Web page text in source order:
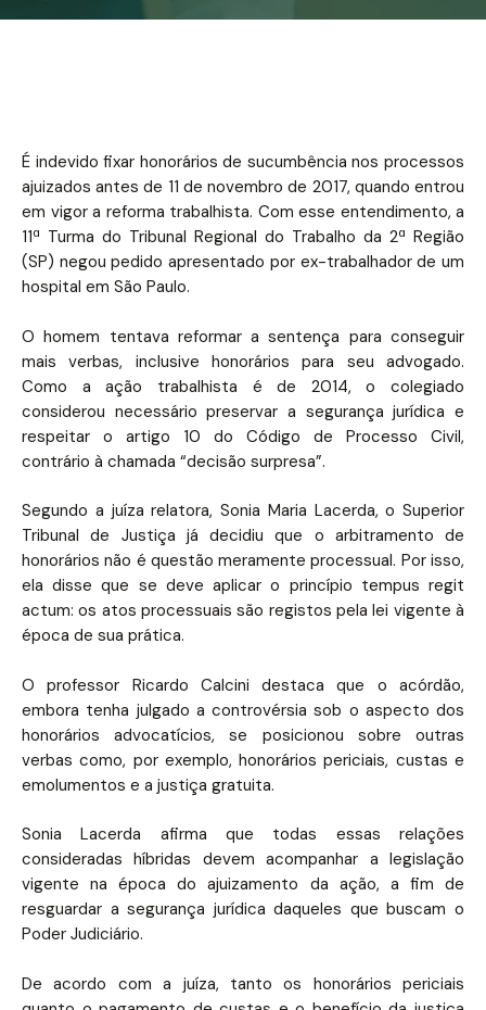
É indevido fixar honorários de sucumbência nos processos
ajuizados antes de 11 de novembro de 2017, quando entrou
em vigor a reforma trabalhista. Com esse entendimento, a
11ª Turma do Tribunal Regional do Trabalho da 2ª Região
(SP) negou pedido apresentado por ex-trabalhador de um
hospital em São Paulo.
O homem tentava reformar a sentença para conseguir
mais verbas, inclusive honorários para seu advogado.
Como a ação trabalhista é de 2014, o colegiado
considerou necessário preservar a segurança jurídica e
respeitar o artigo 10 do Código de Processo Civil,
contrário à chamada “decisão surpresa”.
Segundo a juíza relatora, Sonia Maria Lacerda, o Superior
Tribunal de Justiça já decidiu que o arbitramento de
honorários não é questão meramente processual. Por isso,
ela disse que se deve aplicar o princípio tempus regit
actum: os atos processuais são registos pela lei vigente à
época de sua prática.
O professor Ricardo Calcini destaca que o acórdão,
embora tenha julgado a controvérsia sob o aspecto dos
honorários advocatícios, se posicionou sobre outras
verbas como, por exemplo, honorários periciais, custas e
emolumentos e a justiça gratuita.
Sonia Lacerda afirma que todas essas relações
consideradas híbridas devem acompanhar a legislação
vigente na época do ajuizamento da ação, a fim de
resguardar a segurança jurídica daqueles que buscam o
Poder Judiciário.
De acordo com a juíza, tanto os honorários periciais